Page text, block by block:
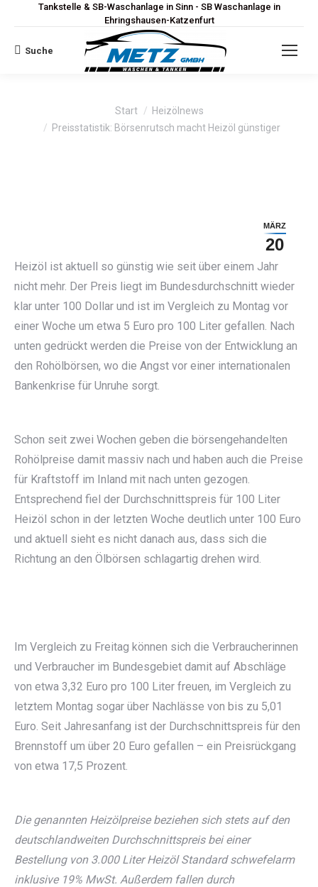
Tankstelle & SB-Waschanlage in Sinn - SB Waschanlage in
Ehringshausen-Katzenfurt
Search:
Suche
Sie befinden sich hier:Start
Heizölnews
Preisstatistik: Börsenrutsch macht Heizöl günstiger
MÄRZ
20
Heizöl ist aktuell so günstig wie seit über einem Jahr
nicht mehr. Der Preis liegt im Bundesdurchschnitt wieder
klar unter 100 Dollar und ist im Vergleich zu Montag vor
einer Woche um etwa 5 Euro pro 100 Liter gefallen. Nach
unten gedrückt werden die Preise von der Entwicklung an
den Rohölbörsen, wo die Angst vor einer internationalen
Bankenkrise für Unruhe sorgt.
Schon seit zwei Wochen geben die börsengehandelten
Rohölpreise damit massiv nach und haben auch die Preise
für Kraftstoff im Inland mit nach unten gezogen.
Entsprechend fiel der Durchschnittspreis für 100 Liter
Heizöl schon in der letzten Woche deutlich unter 100 Euro
und aktuell sieht es nicht danach aus, dass sich die
Richtung an den Ölbörsen schlagartig drehen wird.
Im Vergleich zu Freitag können sich die Verbraucherinnen
und Verbraucher im Bundesgebiet damit auf Abschläge
von etwa 3,32 Euro pro 100 Liter freuen, im Vergleich zu
letztem Montag sogar über Nachlässe von bis zu 5,01
Euro. Seit Jahresanfang ist der Durchschnittspreis für den
Brennstoff um über 20 Euro gefallen – ein Preisrückgang
von etwa 17,5 Prozent.
Die genannten Heizölpreise beziehen sich stets auf den
deutschlandweiten Durchschnittspreis bei einer
Bestellung von 3.000 Liter Heizöl Standard schwefelarm
inklusive 19% MwSt. Außerdem fallen durch